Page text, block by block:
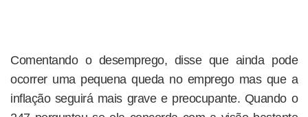
Comentando o desemprego, disse que ainda pode
ocorrer uma pequena queda no emprego mas que a
inflação seguirá mais grave e preocupante. Quando o